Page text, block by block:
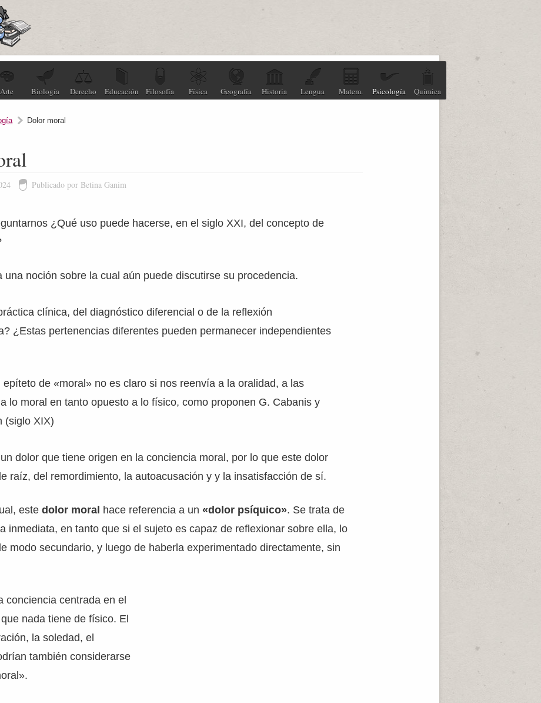
Arte Biología Derecho Educación Filosofía Física Geografía Historia Lengua Matem. Psicología Química
Dolor moral
Publicado por Betina Ganim
¿Qué uso puede hacerse, en el siglo XXI, del concepto de
una noción sobre la cual aún puede discutirse su procedencia.
clínica, del diagnóstico diferencial o de la reflexión
¿Estas pertenencias diferentes pueden permanecer independientes
epíteto de «moral» no es claro si nos reenvía a la oralidad, a las
lo moral en tanto opuesto a lo físico, como proponen G. Cabanis y
(siglo XIX)
dolor que tiene origen en la conciencia moral, por lo que este dolor
raíz, del remordimiento, la autoacusación y y la insatisfacción de sí.
estedolor moral hace referencia a un«dolor psíquico». Se trata de
inmediata, en tanto que si el sujeto es capaz de reflexionar sobre ella, lo
modo secundario, y luego de haberla experimentado directamente, sin
conciencia centrada en el
nada tiene de físico. El
la soledad, el
también considerarse